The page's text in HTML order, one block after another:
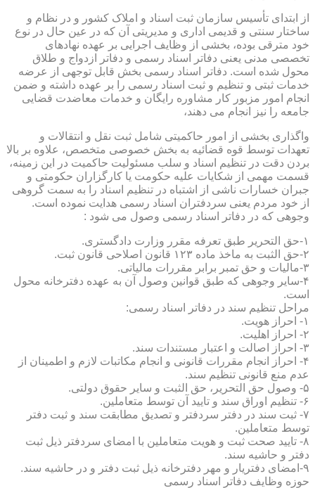
از ابتدای تأسیس سازمان ثبت اسناد و املاک کشور و در نظام و
ساختار سنتی و قدیمی اداری و مدیریتی آن که در عین حال در نوع
خود مترقی بوده، بخشی از وظایف اجرایی بر عهده نهادهای
تخصصی مدنی یعنی دفاتر اسناد رسمی و دفاتر ازدواج و طلاق
محول شده است. دفاتر اسناد رسمی بخش قابل توجهی از عرضه
خدمات ثبتی و تنظیم و ثبت اسناد رسمی را بر عهده داشته و ضمن
انجام امور مزبور کار مشاوره رایگان و خدمات معاضدت قضایی
جامعه را نیز انجام می دهند،
واگذاری بخشی از امور حاکمیتی شامل ثبت نقل و انتقالات و
تعهدات توسط قوه قضائیه به بخش خصوصی متخصص، علاوه بر بالا
بردن دقت در تنظیم اسناد و سلب مسئولیت حاکمیت در این زمینه،
قسمت مهمی از شکایات علیه حکومت یا کارگزاران حکومتی و
جبران خسارات ناشی از اشتباه در تنظیم اسناد را به سمت گروهی
از خود مردم یعنی سردفتران اسناد رسمی هدایت نموده است.
وجوهی که در دفاتر اسناد رسمی وصول می شود :
۱-حق التحریر طبق تعرفه مقرر وزارت دادگستری.
۲-حق الثبت به ماخذ ماده ۱۲۳ قانون اصلاحی قانون ثبت.
۳-مالیات و حق تمبر برابر مقررات مالیاتی.
۴-سایر وجوهی که طبق قوانین وصول آن به عهده دفترخانه محول
است.
مراحل تنظیم سند در دفاتر اسناد رسمی:
۱- احراز هویت.
۲- احراز اهلیت.
۳- احراز اصالت و اعتبار مستندات سند.
۴- احراز انجام مقررات قانونی و انجام مکاتبات لازم و اطمینان از
عدم منع قانونی تنظیم سند.
۵- وصول حق التحریر، حق الثبت و سایر حقوق دولتی.
۶- تنظیم اوراق سند و تایید آن توسط متعاملین.
۷- ثبت سند در دفتر سردفتر و تصدیق مطابقت سند و ثبت دفتر
توسط متعاملین.
۸- تایید صحت ثبت و هویت متعاملین با امضای سردفتر ذیل ثبت
دفتر و حاشیه سند.
۹-امضای دفتریار و مهر دفترخانه ذیل ثبت دفتر و در حاشیه سند.
حوزه وظایف دفاتر اسناد رسمی